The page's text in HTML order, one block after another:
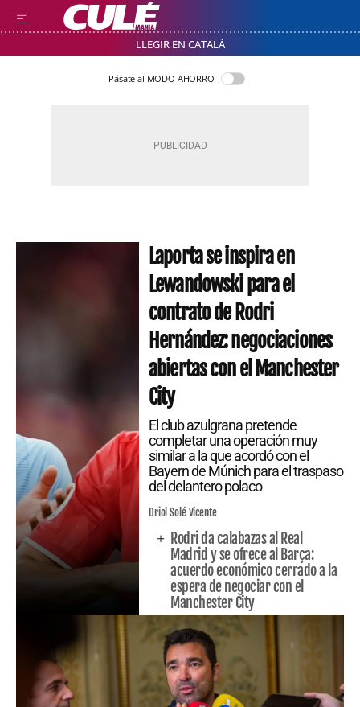
LLEGIR EN CATALÀ
Pásate al MODO AHORRO
Laporta se inspira en
Lewandowski para el
contrato de Rodri
Hernández: negociaciones
abiertas con el Manchester
City
El club azulgrana pretende
completar una operación muy
similar a la que acordó con el
Bayern de Múnich para el traspaso
del delantero polaco
Oriol Solé Vicente
Rodri da calabazas al Real
Madrid y se ofrece al Barça:
acuerdo económico cerrado a la
espera de negociar con el
Manchester City